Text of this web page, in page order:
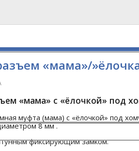
«мама»/
«мама» с «ёлочкой» под
муфта (мама) с «ёлочкой» под
8 мм .
фиксирующим замком.